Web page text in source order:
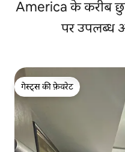
America के करीब
पर उपलब्ध
गेस्ट्स की फ़ेवरेट
गेस्ट्स की फ़ेवरेट